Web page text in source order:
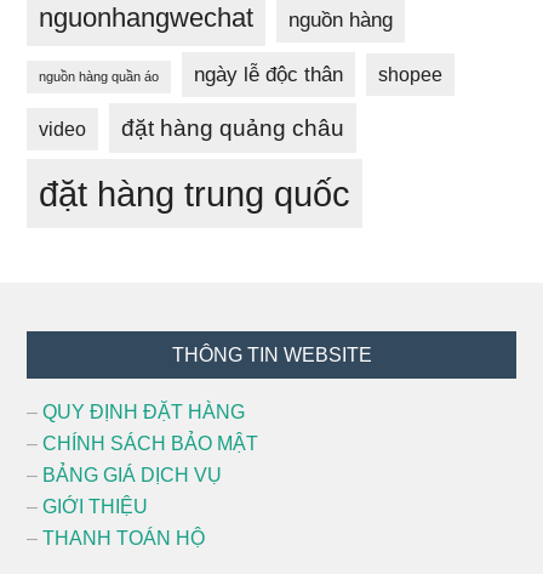
nguonhangwechat nguồn hàng
nguồn hàng quần áo ngày lễ độc thân shopee
video đặt hàng quảng châu
đặt hàng trung quốc
THÔNG TIN WEBSITE
–QUY ĐỊNH ĐẶT HÀNG
–CHÍNH SÁCH BẢO MẬT
– BẢNG GIÁ DỊCH VỤ
–GIỚI THIỆU
–THANH TOÁN HỘ